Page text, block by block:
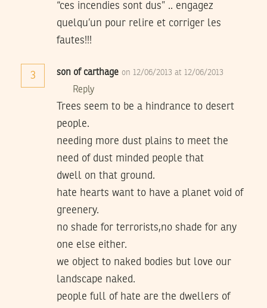
“ces incendies sont dus” .. engagez
quelqu’un pour relire et corriger les
fautes!!!
3 son of carthage on 12/06/2013 at 12/06/2013
Reply
Trees seem to be a hindrance to desert
people.
needing more dust plains to meet the
need of dust minded people that
dwell on that ground.
hate hearts want to have a planet void of
greenery.
no shade for terrorists,no shade for any
one else either.
we object to naked bodies but love our
landscape naked.
people full of hate are the dwellers of